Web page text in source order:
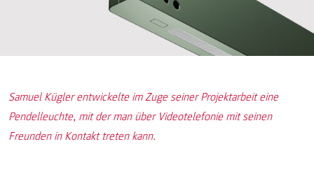
Samuel Kügler entwickelte im Zuge seiner Projektarbeit eine
Pendelleuchte, mit der man über Videotelefonie mit seinen
Freunden in Kontakt treten kann.